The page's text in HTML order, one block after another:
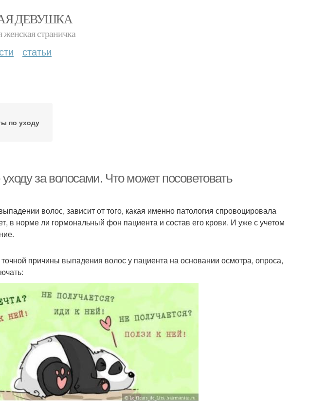
ДЕВУШКА
страничка
статьи
по уходу
уходу за волосами. Что может посоветовать
волос, зависит от того, какая именно патология спровоцировала
в норме ли гормональный фон пациента и состав его крови. И уже с учетом
причины выпадения волос у пациента на основании осмотра, опроса,